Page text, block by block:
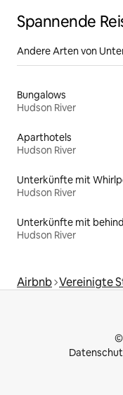
Spannende
Andere Arten von
Bungalows
Hudson River
Aparthotels
Hudson River
Unterkünfte mit
Hudson River
Hudson River
Airbnb Vereinigte
©